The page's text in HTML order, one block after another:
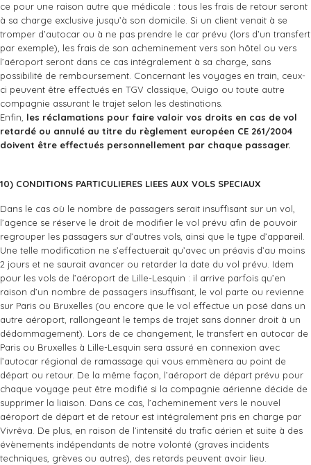
ce pour une raison autre que médicale : tous les frais de retour seront
à sa charge exclusive jusqu’à son domicile. Si un client venait à se
tromper d’autocar ou à ne pas prendre le car prévu (lors d’un transfert
par exemple), les frais de son acheminement vers son hôtel ou vers
l’aéroport seront dans ce cas intégralement à sa charge, sans
possibilité de remboursement. Concernant les voyages en train, ceux-
ci peuvent être effectués en TGV classique, Ouigo ou toute autre
compagnie assurant le trajet selon les destinations.
Enfin, les réclamations pour faire valoir vos droits en cas de vol
retardé ou annulé au titre du règlement européen CE 261/2004
doivent être effectués personnellement par chaque passager.
10) CONDITIONS PARTICULIERES LIEES AUX VOLS SPECIAUX
Dans le cas où le nombre de passagers serait insuffisant sur un vol,
l’agence se réserve le droit de modifier le vol prévu afin de pouvoir
regrouper les passagers sur d’autres vols, ainsi que le type d’appareil.
Une telle modification ne s’effectuerait qu’avec un préavis d’au moins
2 jours et ne saurait avancer ou retarder la date du vol prévu. Idem
pour les vols de l’aéroport de Lille-Lesquin : il arrive parfois qu’en
raison d’un nombre de passagers insuffisant, le vol parte ou revienne
sur Paris ou Bruxelles (ou encore que le vol effectue un posé dans un
autre aéroport, rallongeant le temps de trajet sans donner droit à un
dédommagement). Lors de ce changement, le transfert en autocar de
Paris ou Bruxelles à Lille-Lesquin sera assuré en connexion avec
l’autocar régional de ramassage qui vous emmènera au point de
départ ou retour. De la même façon, l’aéroport de départ prévu pour
chaque voyage peut être modifié si la compagnie aérienne décide de
supprimer la liaison. Dans ce cas, l’acheminement vers le nouvel
aéroport de départ et de retour est intégralement pris en charge par
Vivrêva. De plus, en raison de l’intensité du trafic aérien et suite à des
évènements indépendants de notre volonté (graves incidents
techniques, grèves ou autres), des retards peuvent avoir lieu.